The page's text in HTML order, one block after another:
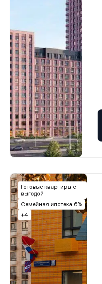
Готовые квартиры с
выгодой
Семейная ипотека 6%
+4